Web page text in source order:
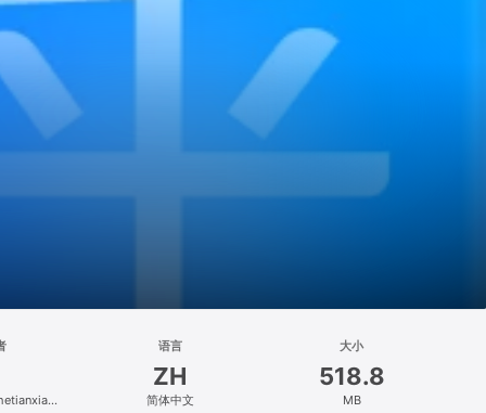
语言
ZH
简体中文
大小
518.8
MB